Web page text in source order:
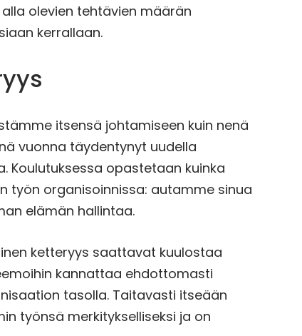
olevien tehtävien määrän
kerrallaan.
itsensä johtamiseen kuin nenä
vuonna täydentynyt uudella
Koulutuksessa opastetaan kuinka
työn organisoinnissa: autamme sinua
elämän hallintaa.
ketteryys saattavat kuulostaa
kannattaa ehdottomasti
tasolla. Taitavasti itseään
työnsä merkitykselliseksi ja on